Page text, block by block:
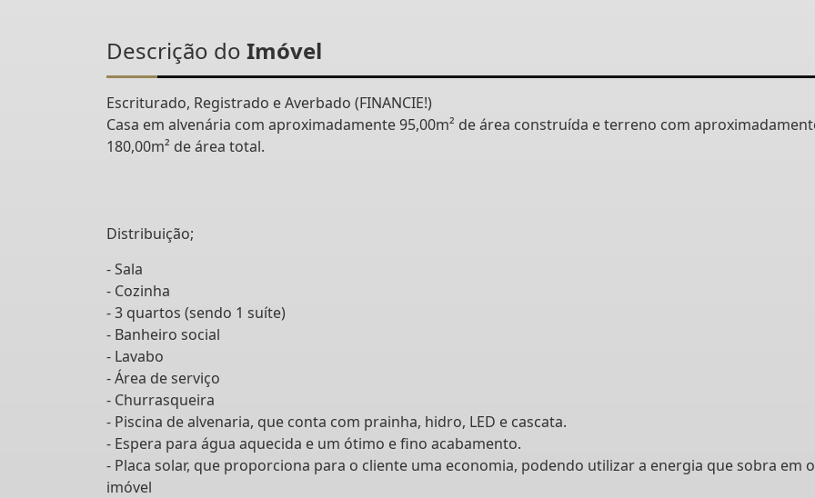
Descrição do Imóvel
Escriturado, Registrado e Averbado (FINANCIE!)
Casa em alvenária com aproximadamente 95,00m² de área construída e terreno com
180,00m² de área total.
Distribuição;
- Sala
- Cozinha
- 3 quartos (sendo 1 suíte)
- Banheiro social
- Lavabo
- Área de serviço
- Churrasqueira
- Piscina de alvenaria, que conta com prainha, hidro, LED e cascata.
- Espera para água aquecida e um ótimo e fino acabamento.
- Placa solar, que proporciona para o cliente uma economia, podendo utilizar a energia que sobra em
imóvel